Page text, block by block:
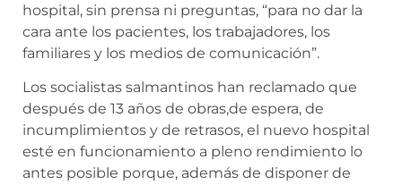
hospital, sin prensa ni preguntas, “para no dar la
cara ante los pacientes, los trabajadores, los
familiares y los medios de comunicación”.
Los socialistas salmantinos han reclamado que
después de 13 años de obras,de espera, de
incumplimientos y de retrasos, el nuevo hospital
esté en funcionamiento a pleno rendimiento lo
antes posible porque, además de disponer de